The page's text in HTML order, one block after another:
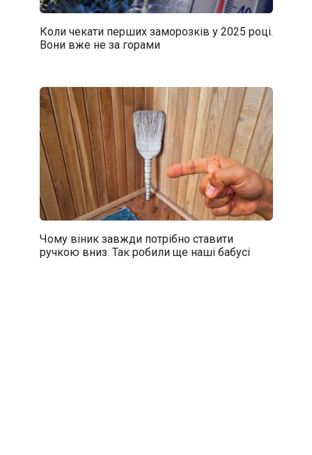
Коли чекати перших заморозків у 2025 році.
Вони вже не за горами
Чому віник завжди потрібно ставити
ручкою вниз. Так робили ще наші бабусі